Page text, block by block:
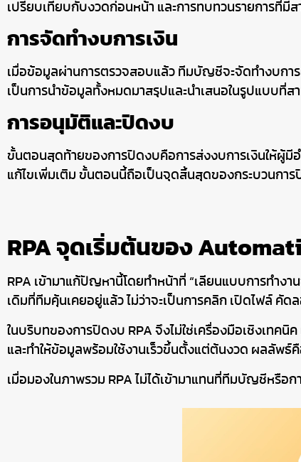
เปรียบเทียบกับงวดก่อนหน้า และการทบทวนรายการที่
การจัดทำงบการเงิน
เมื่อข้อมูลผ่านการตรวจสอบแล้ว ทีมบัญชีจะจัดทำงบการ
เป็นการนำข้อมูลทั้งหมดมาสรุปและนำเสนอในรูปแบบที่ส
การอนุมัติและปิดงบ
ขั้นตอนสุดท้ายของการปิดงบคือการส่งงบการเงินให้ผู้มี
แก้ไขเพิ่มเติม ขั้นตอนนี้ถือเป็นจุดสิ้นสุดของกระบวนการ
RPA จุดเริ่มต้นของ
RPA เข้ามาแก้ปัญหานี้โดยทำหน้าที่ “เลียนแบบการทำง
เดิมที่ทีมคุ้นเคยอยู่แล้ว ไม่ว่าจะเป็นการคลิก เปิดไฟล์ คั
ในบริบทของการปิดงบ RPA จึงไม่ใช่เครื่องมือเชิงเทคนิ
และทำให้ข้อมูลพร้อมใช้งานเร็วขึ้นตั้งแต่ต้นงวด ผลลัพ
เมื่อมองในภาพรวม RPA ไม่ได้เข้ามาแทนที่ทีมบัญชีหรือ